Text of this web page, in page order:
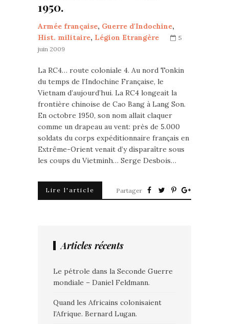
1950.
Armée française, Guerre d'Indochine,
Hist. militaire, Légion Etrangère
5
juin 2009
La RC4… route coloniale 4. Au nord Tonkin
du temps de l’Indochine Française, le
Vietnam d’aujourd’hui. La RC4 longeait la
frontière chinoise de Cao Bang à Lang Son.
En octobre 1950, son nom allait claquer
comme un drapeau au vent: près de 5.000
soldats du corps expéditionnaire français en
Extrême-Orient venait d’y disparaître sous
les coups du Vietminh… Serge Desbois…
Lire l'article Partager
Articles récents
Le pétrole dans la Seconde Guerre
mondiale – Daniel Feldmann.
Quand les Africains colonisaient
l’Afrique. Bernard Lugan.